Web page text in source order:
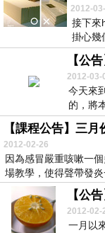
2012-
接下來
掛心幾
神...
【公
2012-03-
今天來
的，將
【課程公告】三
2012-02-26
因為感冒嚴重咳嗽一
場教學，使得聲帶發炎
2012-02-
一月以